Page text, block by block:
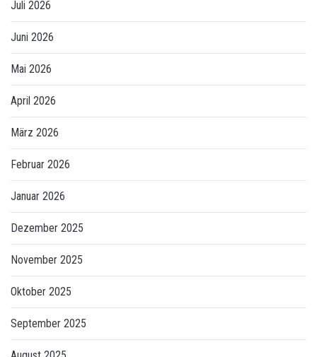
Juli 2026
Juni 2026
Mai 2026
April 2026
März 2026
Februar 2026
Januar 2026
Dezember 2025
November 2025
Oktober 2025
September 2025